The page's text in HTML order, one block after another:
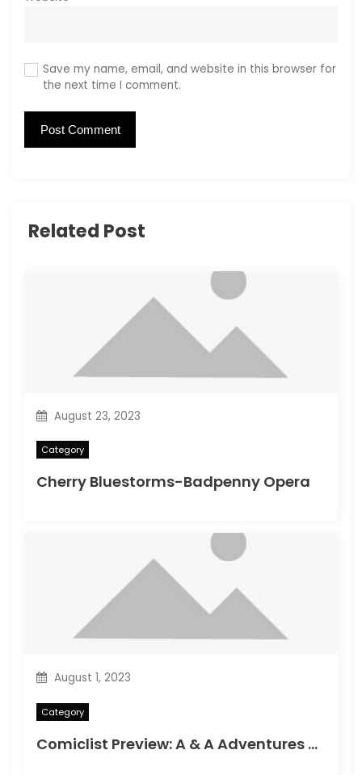
Save my name, email, and website in this browser for
the next time I comment.
Related Post
August 23, 2023
Category
Cherry Bluestorms-Badpenny Opera
August 1, 2023
Category
Comiclist Preview: A & A Adventures of Archerin ja Armstrong#11